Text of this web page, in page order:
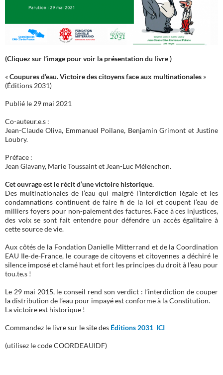
(Cliquez sur l’image pour voir la présentation du livre )
«Coupures d’eau. Victoire des citoyens face aux multinationales »
(Éditions 2031)
Publié le 29 mai 2021
Co-auteur.e.s :
Jean-Claude Oliva, Emmanuel Poilane, Benjamin Grimont et Justine
Loubry.
Préface :
Jean Glavany, Marie Toussaint et Jean-Luc Mélenchon.
Cet ouvrage est le récit d’une victoire historique.
Des multinationales de l’eau qui malgré l’interdiction légale et les
condamnations continuent de faire fi de la loi et coupent l’eau de
milliers foyers pour non-paiement des factures. Face à ces injustices,
des voix se sont fait entendre pour défendre un accès égalitaire à
cette source de vie.
Aux côtés de la Fondation Danielle Mitterrand et de la Coordination
EAU Ile-de-France, le courage de citoyens et citoyennes a déchiré le
silence imposé et clamé haut et fort les principes du droit à l’eau pour
tou.te.s !
Le 29 mai 2015, le conseil rend son verdict : l’interdiction de couper
la distribution de l’eau pour impayé est conforme à la Constitution.
La victoire est historique !
Commandez le livre sur le site des Éditions 2031 ICI
(utilisez le code COORDEAUIDF)